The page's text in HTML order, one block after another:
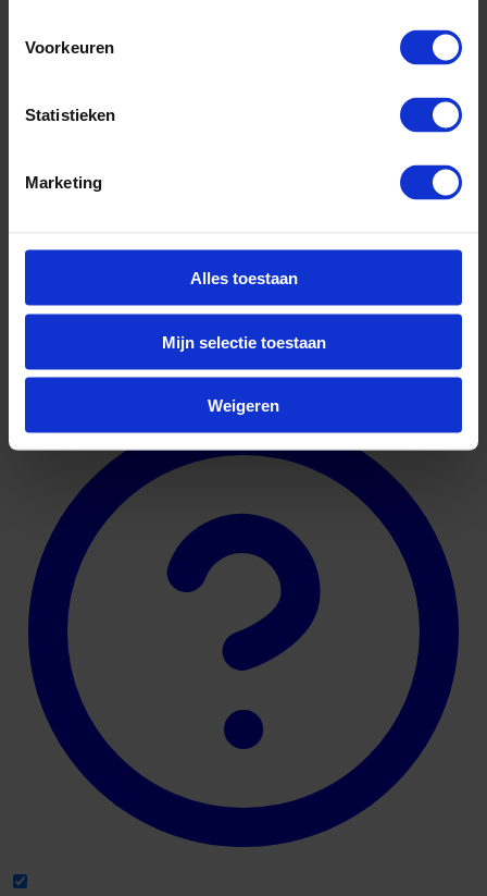
Voorkeuren
Statistieken
Marketing
Alles toestaan
Mijn selectie toestaan
Weigeren
Geuniformeerd